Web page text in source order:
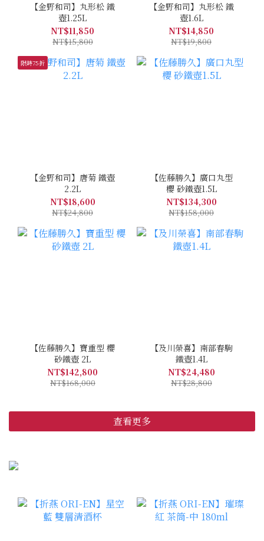
【金野和司】丸形松 鐵
壺1.25L
NT$11,850
NT$15,800
【金野和司】丸形松 鐵
壺1.6L
NT$14,850
NT$19,800
限時75折
【金野和司】唐菊 鐵壺
2.2L
NT$18,600
NT$24,800
【佐藤勝久】廣口丸型
櫻 砂鐵壺1.5L
NT$134,300
NT$158,000
【佐藤勝久】寶重型 櫻
砂鐵壺 2L
NT$142,800
NT$168,000
【及川榮喜】南部春駒
鐵壺1.4L
NT$24,480
NT$28,800
查看更多